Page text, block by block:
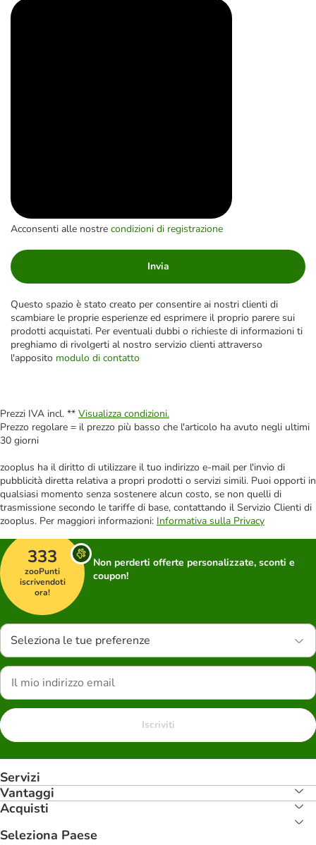
Acconsenti alle nostre condizioni di registrazione
Invia
Questo spazio è stato creato per consentire ai nostri clienti di
scambiare le proprie esperienze ed esprimere il proprio parere sui
prodotti acquistati. Per eventuali dubbi o richieste di informazioni ti
preghiamo di rivolgerti al nostro servizio clienti attraverso
l'apposito modulo di contatto
Prezzi IVA incl. ** Visualizza condizioni.
Prezzo regolare = il prezzo più basso che l'articolo ha avuto negli ultimi
30 giorni
zooplus ha il diritto di utilizzare il tuo indirizzo e-mail per l'invio di
pubblicità diretta relativa a propri prodotti o servizi simili. Puoi opporti in
qualsiasi momento senza sostenere alcun costo, se non quelli di
trasmissione secondo le tariffe di base, contattando il Servizio Clienti di
zooplus. Per maggiori informazioni: Informativa sulla Privacy
333
zooPunti
iscrivendoti
ora!
Non perderti offerte personalizzate, sconti e
coupon!
Seleziona le tue preferenze
Iscriviti
Servizi
Vantaggi
Acquisti
Seleziona Paese